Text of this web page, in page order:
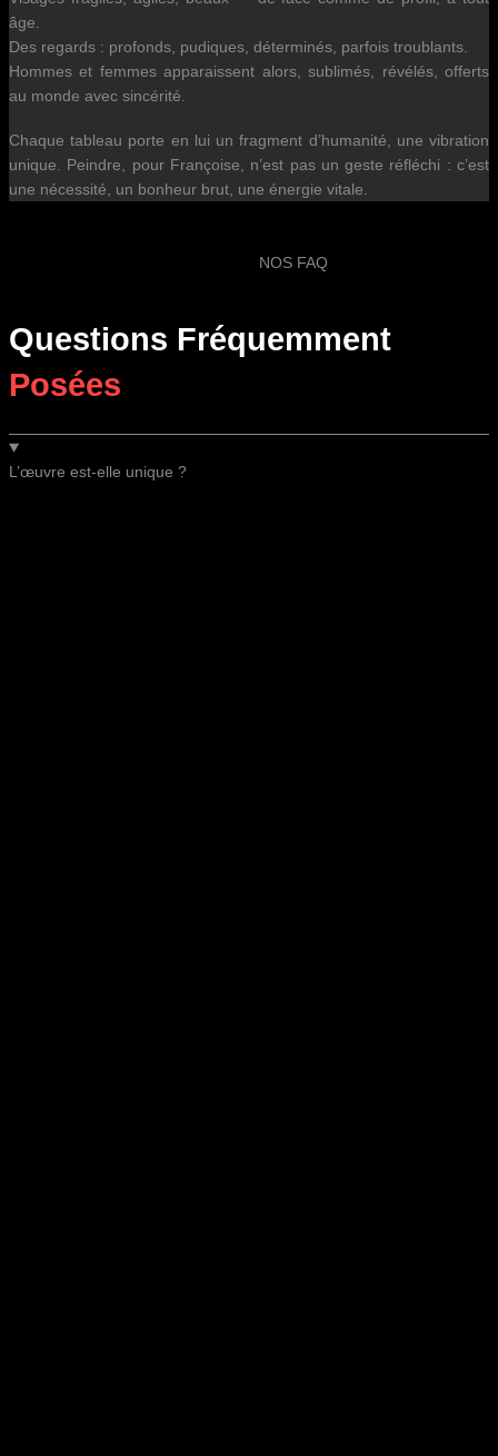
âge.
Des regards : profonds, pudiques, déterminés, parfois troublants.
Hommes et femmes apparaissent alors, sublimés, révélés, offerts
au monde avec sincérité.
Chaque tableau porte en lui un fragment d’humanité, une vibration
unique. Peindre, pour Françoise, n’est pas un geste réfléchi : c’est
une nécessité, un bonheur brut, une énergie vitale.
NOS FAQ
Questions Fréquemment
Posées
L’œuvre est-elle unique ?